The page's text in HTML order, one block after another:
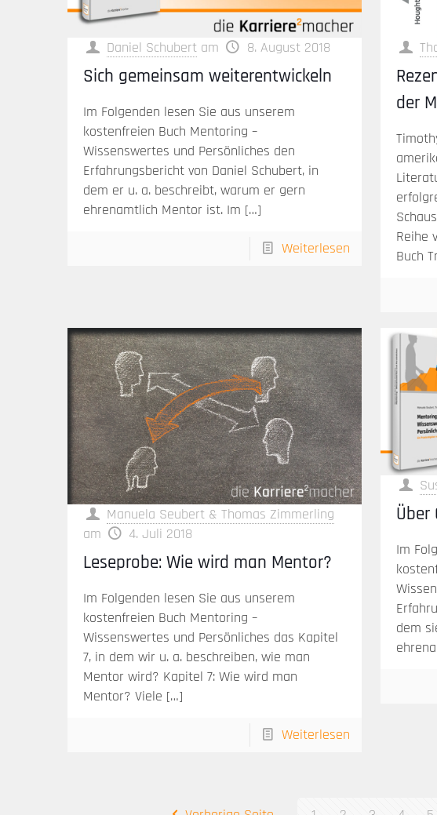
Daniel Schubert am 8. August 2018
Sich gemeinsam weiterentwickeln
Im Folgenden lesen Sie aus unserem
kostenfreien Buch Mentoring –
Wissenswertes und Persönliches den
Erfahrungsbericht von Daniel Schubert, in
dem er u. a. beschreibt, warum er gern
ehrenamtlich Mentor ist. Im […]
Weiterlesen
der
Reihe
Buch
Manuela Seubert & Thomas Zimmerling
am
4. Juli 2018
Leseprobe: Wie wird man Mentor?
Im Folgenden lesen Sie aus unserem
kostenfreien Buch Mentoring –
Wissenswertes und Persönliches das Kapitel
7, in dem wir u. a. beschreiben, wie man
Mentor wird? Kapitel 7: Wie wird man
Mentor? Viele […]
Weiterlesen
Über
Im
dem